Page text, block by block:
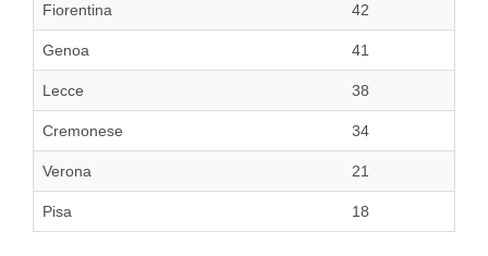
Fiorentina 42
Genoa 41
Lecce 38
Cremonese 34
Verona 21
Pisa 18